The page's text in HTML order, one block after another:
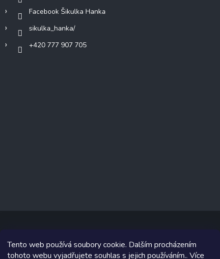
Tento web používá soubory cookie. Dalším procházením
tohoto webu vyjadřujete souhlas s jejich používáním.. Více
Facebook Šikulka Hanka
sikulka_hanka/
+420 777 907 705
Copyright 2026www.prizealize.cz. Všechna práva vyhrazena.